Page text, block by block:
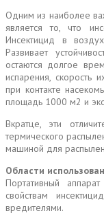
Одним из наиболее
является то, что
Инсектицид в
Развивает
остаются долгое
испарения, скорость
при контакте
площадь 1000 м2 и
Вкратце, эти
термического
машиной для
Области
Портативный
свойствам
вредителями.